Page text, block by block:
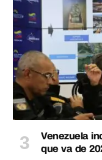
Venezuela
que va de